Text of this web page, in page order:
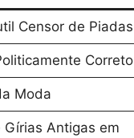
Censor de Piadas
Correto
Moda
Gírias Antigas em